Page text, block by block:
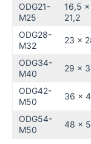
ODG21-
M25
16,5 x
21,2
ODG28-
M32
23 x
ODG34-
M40
29 x
ODG42-
M50
36 x
ODG54-
M50
48 x